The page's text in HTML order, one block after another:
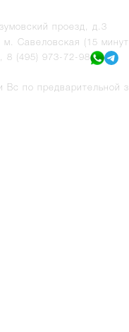
проезд, д.3
Савеловская (15
8 (495) 973-72-98
по предварительной